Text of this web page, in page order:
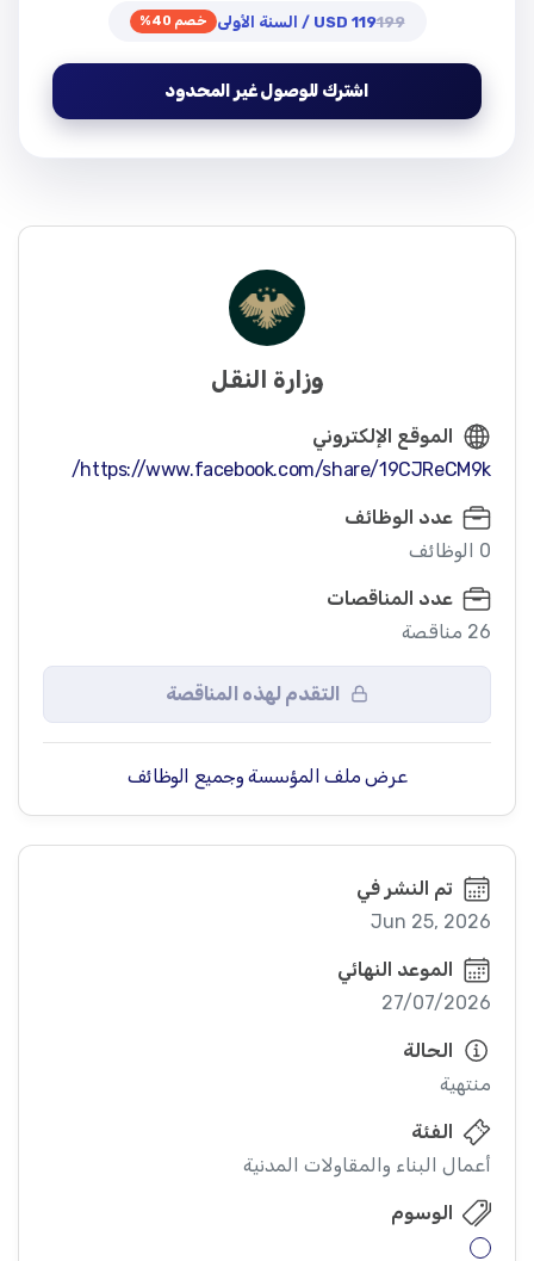
199119 USD / السنة الأولى خصم 40%
اشترك للوصول غير المحدود
وزارة النقل
الموقع الإلكتروني
https://www.facebook.com/share/19CJReCM9k/
عدد الوظائف
0 الوظائف
عدد المناقصات
26 مناقصة
عرض ملف المؤسسة وجميع الوظائف
تم النشر في
Jun 25, 2026
الموعد النهائي
27/07/2026
الحالة
منتهية
الفئة
أعمال البناء والمقاولات المدنية
الوسوم